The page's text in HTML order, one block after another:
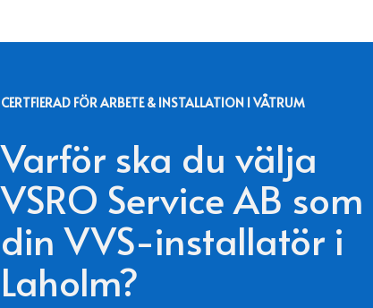
CERTFIERAD FÖR ARBETE & INSTALLATION I VÅTRUM
Varför ska du välja
VSRO Service AB som
din VVS-installatör i
Laholm?